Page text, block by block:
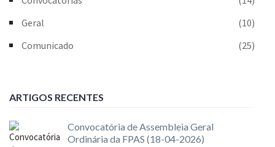
Geral
(10)
Comunicado
(25)
ARTIGOS RECENTES
Convocatória de Assembleia Geral
Ordinária da FPAS (18-04-2026)